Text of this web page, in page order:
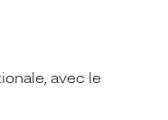
avec le